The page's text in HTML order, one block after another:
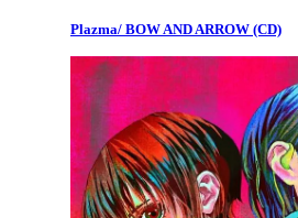
Plazma/ BOW AND ARROW (CD)